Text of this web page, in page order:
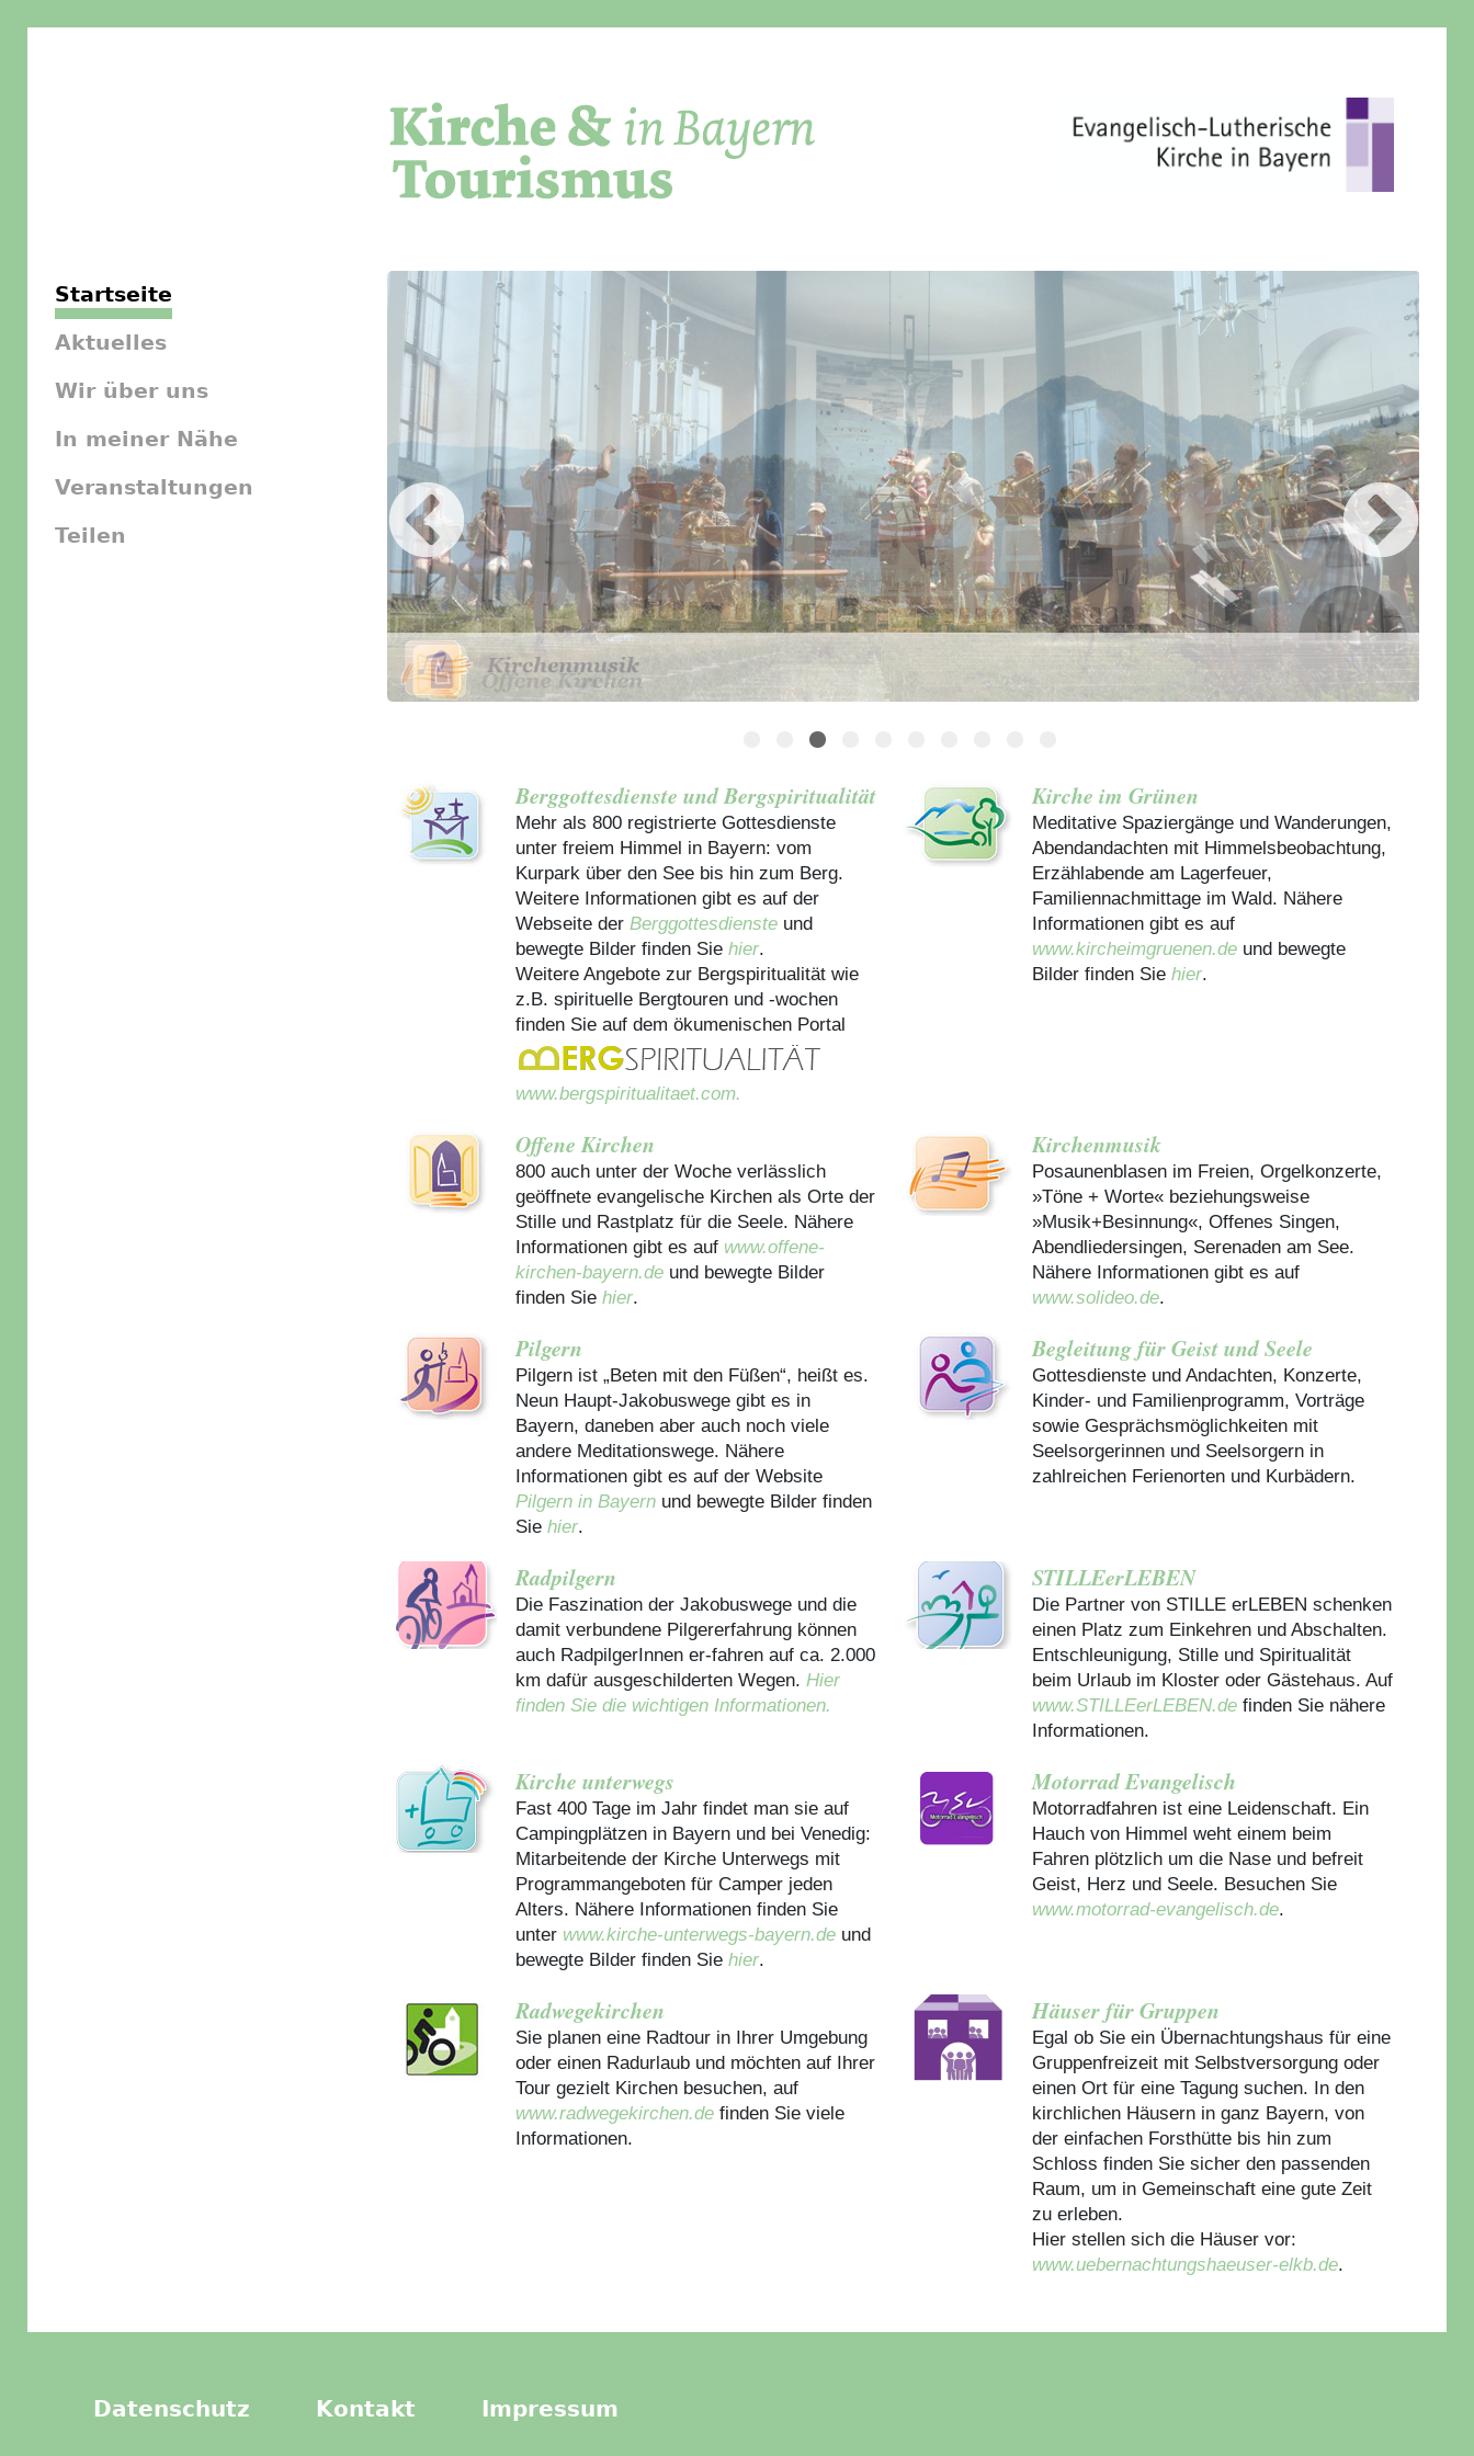
Startseite
Aktuelles
Wir über uns
In meiner Nähe
Veranstaltungen
Teilen
Slider Icon
Bild
Häuser für Gruppen
Berggottesdienste und Bergspiritualität
Mehr als 800 registrierte Gottesdienste
unter freiem Himmel in Bayern: vom
Kurpark über den See bis hin zum Berg.
Weitere Informationen gibt es auf der
Webseite der Berggottesdienste und
bewegte Bilder finden Sie hier.
Weitere Angebote zur Bergspiritualität wie
z.B. spirituelle Bergtouren und -wochen
finden Sie auf dem ökumenischen Portal
www.bergspiritualitaet.com.
Kirche im Grünen
Meditative Spaziergänge und Wanderungen,
Abendandachten mit Himmelsbeobachtung,
Erzählabende am Lagerfeuer,
Familiennachmittage im Wald. Nähere
Informationen gibt es auf
www.kircheimgruenen.deund bewegte
Bilder finden Siehier.
Offene Kirchen
800 auch unter der Woche verlässlich
geöffnete evangelische Kirchen als Orte der
Stille und Rastplatz für die Seele. Nähere
Informationen gibt es auf www.offene-
kirchen-bayern.de und bewegte Bilder
finden Sie hier.
Kirchenmusik
Posaunenblasen im Freien, Orgelkonzerte,
»Töne + Worte« beziehungsweise
»Musik+Besinnung«, Offenes Singen,
Abendliedersingen, Serenaden am See.
Nähere Informationen gibt es auf
www.solideo.de.
Pilgern
Pilgern ist „Beten mit den Füßen“, heißt es.
Neun Haupt-Jakobuswege gibt es in
Bayern, daneben aber auch noch viele
andere Meditationswege. Nähere
Informationen gibt es auf der Website
Pilgern in Bayern und bewegte Bilder finden
Sie hier.
Begleitung für Geist und Seele
Gottesdienste und Andachten, Konzerte,
Kinder- und Familienprogramm, Vorträge
sowie Gesprächsmöglichkeiten mit
Seelsorgerinnen und Seelsorgern in
zahlreichen Ferienorten und Kurbädern.
Radpilgern
Die Faszination der Jakobuswege und die
damit verbundene Pilgererfahrung können
auch RadpilgerInnen er-fahren auf ca. 2.000
km dafür ausgeschilderten Wegen. Hier
finden Sie die wichtigen Informationen.
STILLEerLEBEN
Die Partner von STILLE erLEBEN schenken
einen Platz zum Einkehren und Abschalten.
Entschleunigung, Stille und Spiritualität
beim Urlaub im Kloster oder Gästehaus. Auf
www.STILLEerLEBEN.definden Sie nähere
Informationen.
Kirche unterwegs
Fast 400 Tage im Jahr findet man sie auf
Campingplätzen in Bayern und bei Venedig:
Mitarbeitende der Kirche Unterwegs mit
Programmangeboten für Camper jeden
Alters. Nähere Informationen finden Sie
unter www.kirche-unterwegs-bayern.de und
bewegte Bilder finden Sie hier.
Motorrad Evangelisch
Motorradfahren ist eine Leidenschaft. Ein
Hauch von Himmel weht einem beim
Fahren plötzlich um die Nase und befreit
Geist, Herz und Seele. Besuchen Sie
www.motorrad-evangelisch.de.
Radwegekirchen
Sie planen eine Radtour in Ihrer Umgebung
oder einen Radurlaub und möchten auf Ihrer
Tour gezielt Kirchen besuchen, auf
www.radwegekirchen.de finden Sie viele
Informationen.
Häuser für Gruppen
Egal ob Sie ein Übernachtungshaus für eine
Gruppenfreizeit mit Selbstversorgung oder
einen Ort für eine Tagung suchen. In den
kirchlichen Häusern in ganz Bayern, von
der einfachen Forsthütte bis hin zum
Schloss finden Sie sicher den passenden
Raum, um in Gemeinschaft eine gute Zeit
zu erleben.
Hier stellen sich die Häuser vor:
www.uebernachtungshaeuser-elkb.de.
Datenschutz Kontakt Impressum